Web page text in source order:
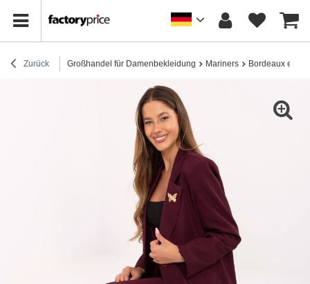
Zurück Großhandel für Damenbekleidung Mariners Bordeaux